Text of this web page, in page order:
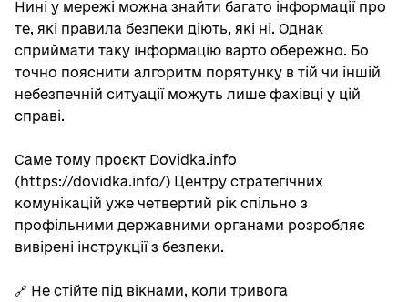
Нині у мережі можна знайти багато інформації про
те, які правила безпеки діють, які ні. Однак
сприймати таку інформацію варто обережно. Бо
точно пояснити алгоритм порятунку в тій чи іншій
небезпечній ситуації можуть лише фахівці у цій
справі.
Саме тому проєкт Dovidka.info
(https://dovidka.info/) Центру стратегічних
комунікацій уже четвертий рік спільно з
профільними державними органами розробляє
вивірені інструкції з безпеки.
🔗 Не стійте під вікнами, коли тривога